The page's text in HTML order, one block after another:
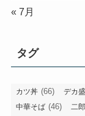
« 7月
タグ
カツ丼 (66) デカ
中華そば (46) 二